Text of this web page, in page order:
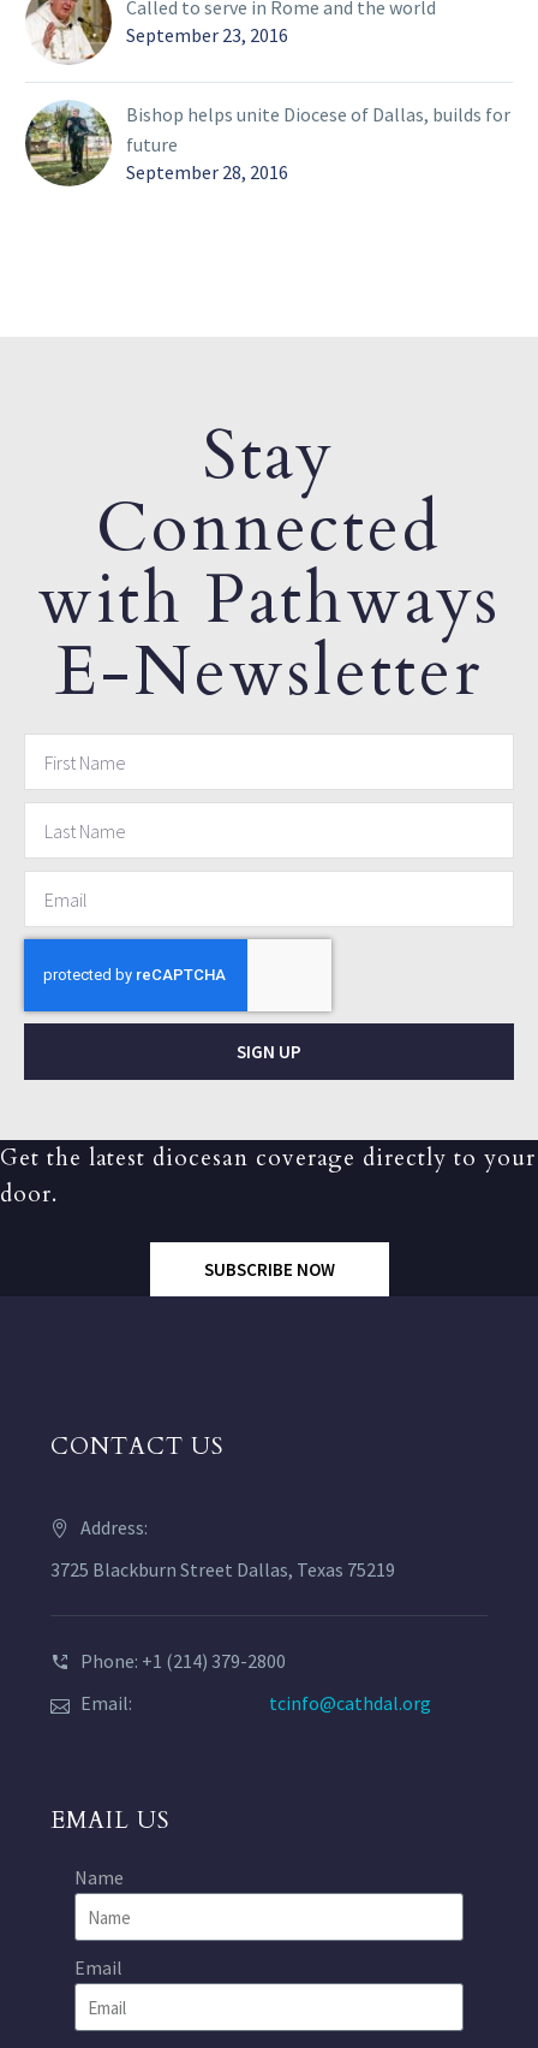
Called to serve in Rome and the world
September 23, 2016
Bishop helps unite Diocese of Dallas, builds for
future
September 28, 2016
Stay
Connected
with Pathways
E-Newsletter
SIGN UP
Get the latest diocesan coverage directly to your
door.
SUBSCRIBE NOW
CONTACT US
Address:
3725 Blackburn Street Dallas, Texas 75219
Phone: +1 (214) 379-2800
Email:
tcinfo@cathdal.org
EMAIL US
Name
Email